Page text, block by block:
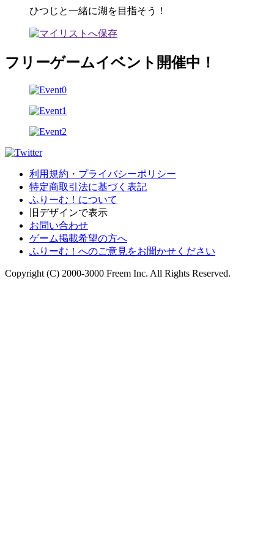
ひつじと一緒に湖を目指そう！
フリーゲームイベント開催中！
利用規約・プライバシーポリシー
特定商取引法に基づく表記
ふりーむ！について
旧デザインで表示
お問い合わせ
ゲーム掲載希望の方へ
ふりーむ！へのご意見をお聞かせください
Copyright (C) 2000-3000 Freem Inc. All Rights Reserved.